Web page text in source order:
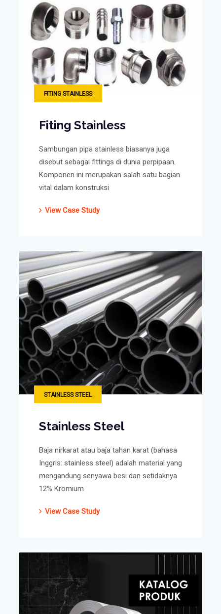
FITING STAINLESS
Fiting Stainless
Sambungan pipa stainless biasanya juga
disebut sebagai fittings di dunia perpipaan.
Komponen ini merupakan salah satu bagian
vital dalam konstruksi
View Case Study
STAINLESS STEEL
Stainless Steel
Baja nirkarat atau baja tahan karat (bahasa
Inggris: stainless steel) adalah material yang
mengandung senyawa besi dan setidaknya
12% Kromium
View Case Study